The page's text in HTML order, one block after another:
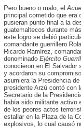
Pero bueno o malo, el
principal cometido que era
pusieran punto final a la
guatemaltecos durante
este logro se debió
comandante guerrillero
Ricardo Ramírez,
denominado Ejército
conocieron en El Salvador
y acordaron su
asumiera la Presidencia
presidente Arzú contó con
Secretario de la
había sido militante activo
de los peores actos
estallar en la Plaza de la
explosivos, lo cual causó